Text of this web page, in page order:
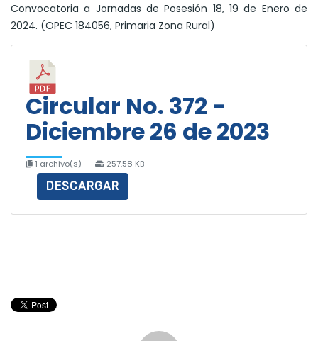
Convocatoria a Jornadas de Posesión 18, 19 de Enero de
2024. (OPEC 184056, Primaria Zona Rural)
Circular No. 372 -
Diciembre 26 de 2023
1 archivo(s) 257.58 KB
DESCARGAR